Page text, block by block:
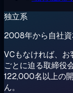
独立系
2008年から自社
VCもなければ、
ごとに迫る取締役
122,000名以上の
ん。